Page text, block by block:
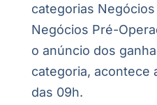
categorias
Negócios Pré-
o anúncio dos
categoria, acontece
das 09h.